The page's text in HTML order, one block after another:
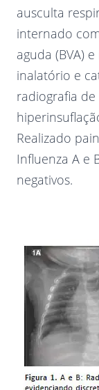
ausculta
internado
aguda (BVA)
inalatório e
radiografia
Realizado
Influenza A e
negativos.